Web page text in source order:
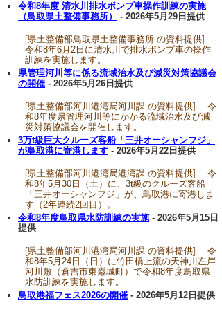
令和8年度 清水川排水ポンプ車操作訓練の実施
（鳥取県土整備事務所）
- 2026年5月29日提供
[県土整備部鳥取県土整備事務所 の資料提供]
令和8年6月2日に清水川で排水ポンプ車の操作
訓練を実施します。
県管理河川等に係る流域治水及び減災対策協議会
の開催 - 2026年5月26日提供
[県土整備部河川港湾局河川課 の資料提供] 令
和8年度県管理河川等にかかる流域治水及び減
災対策協議会を開催します。
3万t級巨大クルーズ客船「三井オーシャンフジ」
が鳥取港に寄港します - 2026年5月22日提供
[県土整備部河川港湾局港湾課 の資料提供] 令
和8年5月30日（土）に、3t級のクルーズ客船
「三井オーシャンフジ」が、鳥取港に寄港しま
す（2年連続2回目）。
令和8年度鳥取県水防訓練の実施- 2026年5月15日
提供
[県土整備部河川港湾局河川課 の資料提供] 令
和8年5月24日（日）に竹田橋上流の天神川左岸
河川敷（倉吉市東巌城町）で令和8年度鳥取県
水防訓練を実施します。
鳥取港福フェス2026の開催 - 2026年5月12日提供